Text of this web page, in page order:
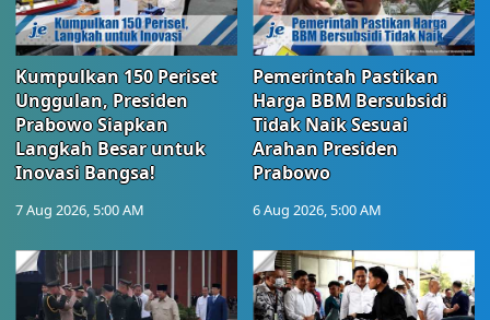
Kumpulkan 150 Periset
Unggulan, Presiden
Prabowo Siapkan
Langkah Besar untuk
Inovasi Bangsa!
7 Aug 2026, 5:00 AM
Pemerintah Pastikan
Harga BBM Bersubsidi
Tidak Naik Sesuai
Arahan Presiden
Prabowo
6 Aug 2026, 5:00 AM